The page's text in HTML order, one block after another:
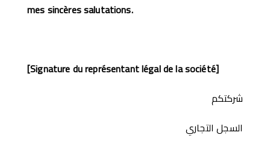
mes sincères salutations.
[Signature du représentant légal de la société]
شركتكم
السجل التجاري